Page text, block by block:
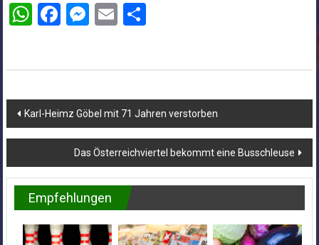
WhatsApp
Facebook
Messenger
Email
Beitragsnavigation
Karl-Heimz Göbel mit 71 Jahren verstorben
Das Österreichviertel bekommt eine Busschleuse
Empfehlungen